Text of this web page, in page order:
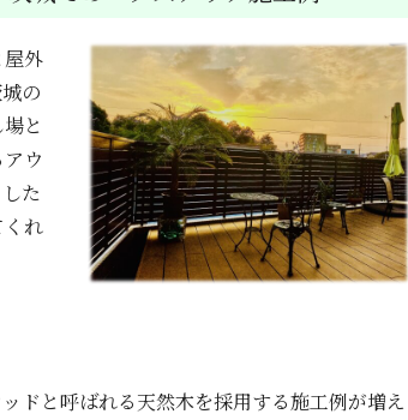
外
の
と
ウ
た
れ
ドと呼ばれる天然木を採用する施工例が増え